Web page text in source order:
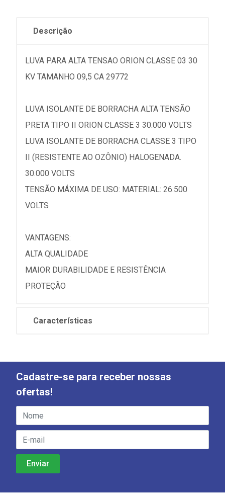
Descrição
LUVA PARA ALTA TENSAO ORION CLASSE 03 30
KV TAMANHO 09,5 CA 29772
LUVA ISOLANTE DE BORRACHA ALTA TENSÃO
PRETA TIPO II ORION CLASSE 3 30.000 VOLTS
LUVA ISOLANTE DE BORRACHA CLASSE 3 TIPO
II (RESISTENTE AO OZÔNIO) HALOGENADA.
30.000 VOLTS
TENSÃO MÁXIMA DE USO: MATERIAL: 26.500
VOLTS
VANTAGENS:
ALTA QUALIDADE
MAIOR DURABILIDADE E RESISTÊNCIA
PROTEÇÃO
Características
Cadastre-se para receber nossas
ofertas!